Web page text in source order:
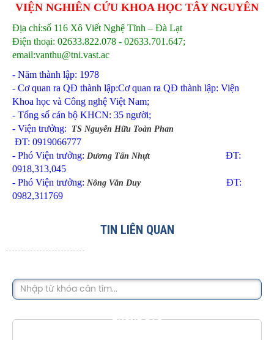
VIỆN NGHIÊN CỨU KHOA HỌC TÂY NGUYÊN
Địa chỉ:số 116 Xô Viết Nghệ Tĩnh – Đà Lạt
Điện thoại: 02633.822.078 - 02633.701.647;
email:vanthu@tni.vast.ac
- Năm thành lập: 1978
- Cơ quan ra QĐ thành lập:Cơ quan ra QĐ thành lập: Viện
Khoa học và Công nghệ Việt Nam;
- Tổng số cán bộ KHCN: 35 người;
- Viện trưởng:
TS Nguyễn Hữu Toàn Phan
ĐT: 0919066777
- Phó Viện trưởng: Dương Tấn NhựtĐT:
0918,313,045
- Phó Viện trưởng: Nông Văn Duy
ĐT:
0982,311769
TIN LIÊN QUAN
THÔNG BÁO